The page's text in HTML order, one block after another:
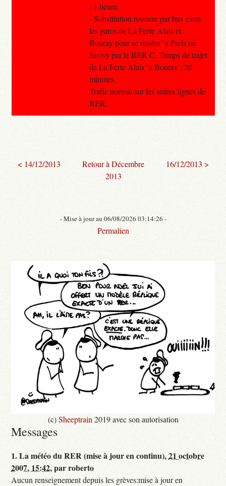
: 1 heure.
- Substitution routiere par bus entre
les gares de La Ferte Alais et
Bouray pour se rendre `a Paris ou
Juvisy par le RER C. Temps de trajet
de La Ferte Alais `a Bouray : 20
minutes.
Trafic normal sur les autres lignes de
RER.
< 14/12/2013
Retour à Décembre
2013
16/12/2013 >
- Mise à jour au 06/08/2026 03:14:26 -
Permalien
(c)Sheeptrain 2019 avec son autorisation
Messages
1.La météo du RER (mise à jour en continu),21 octobre
2007, 15:42,parroberto
Aucun renseignement depuis les grèves:mise à jour en